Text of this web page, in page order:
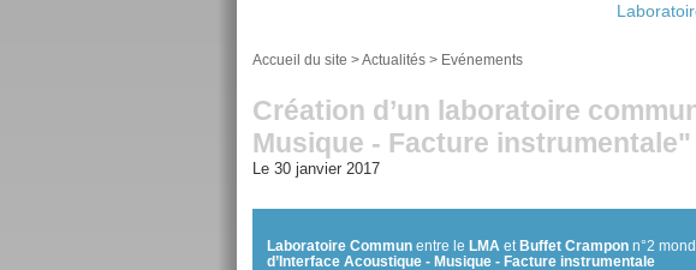
Accueil du site >Actualités > Evénements
Création d’un laboratoire
Musique - Facture instrumentale"
Le 30 janvier 2017
Laboratoire Communentre le LMA et Buffet Cramponn°2
d’Interface Acoustique - Musique - Facture instrumentale